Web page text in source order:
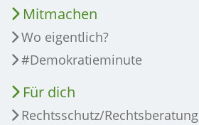
Mitmachen
Wo eigentlich?
#Demokratieminute
Für dich
Rechtsschutz/Rechtsberatung